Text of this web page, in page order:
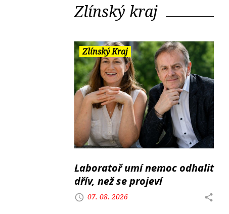
Zlínský kraj
Zlínský Kraj
Laboratoř umí nemoc odhalit
dřív, než se projeví
07. 08. 2026